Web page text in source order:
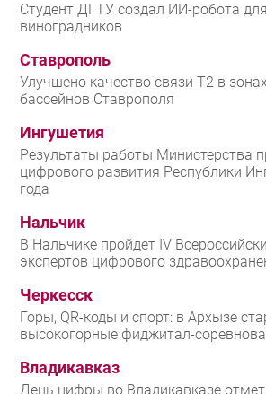
Студент ДГТУ создал ИИ-робота
виноградников
Ставрополь
Улучшено качество связи T2 в
бассейнов Ставрополя
Ингушетия
Результаты работы Министерства
цифрового развития Республики
года
Нальчик
В Нальчике пройдет IV
экспертов цифрового
Черкесск
Горы, QR-коды и спорт: в Архызе
высокогорные фиджитал-
Владикавказ
День цифры во Владикавказе